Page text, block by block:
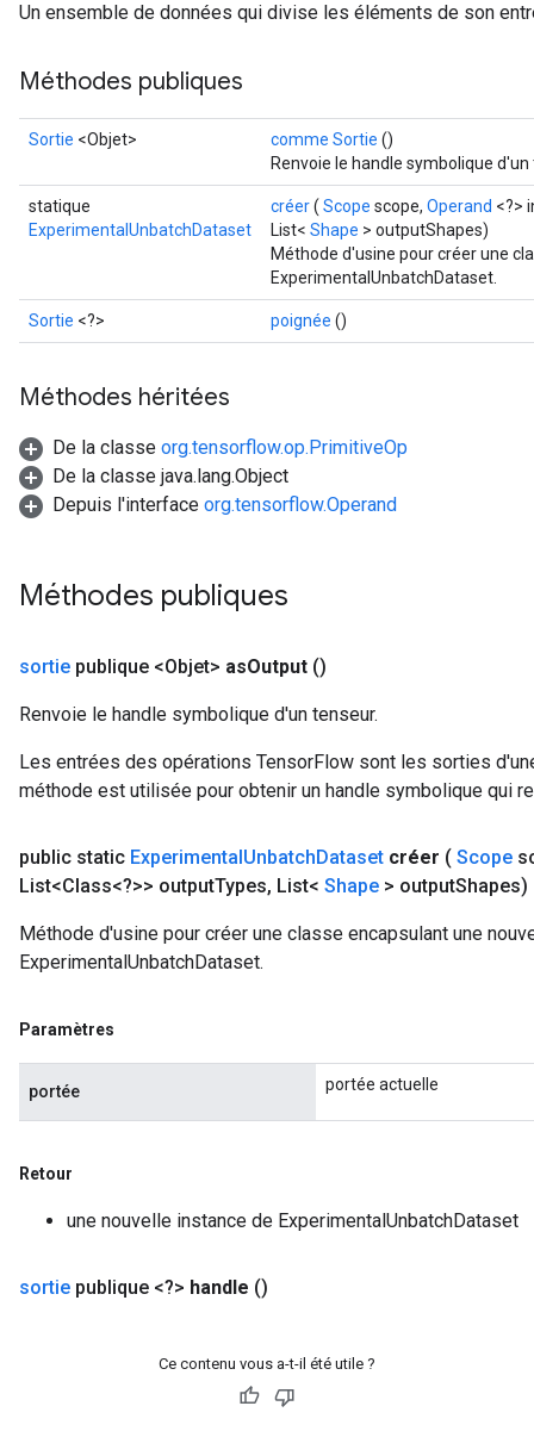
Un ensemble de données qui divise les éléments de son
Méthodes publiques
Sortie <Objet> comme Sortie ()
Renvoie le handle symbolique d'un
statique
ExperimentalUnbatchDataset
créer( Scope scope, Operand <?>
List< Shape > outputShapes)
Méthode d'usine pour créer une
ExperimentalUnbatchDataset.
Sortie <?> poignée ()
Méthodes héritées
De la classe org.tensorflow.op.PrimitiveOp
De la classe java.lang.Object
Depuis l'interface org.tensorflow.Operand
Méthodes publiques
sortie publique <Objet> asOutput ()
Renvoie le handle symbolique d'un tenseur.
Les entrées des opérations TensorFlow sont les sorties
méthode est utilisée pour obtenir un handle symbolique qui
public static ExperimentalUnbatchDataset créer ( Scope
List<Class<?>> outputTypes, List< Shape > outputShapes)
Méthode d'usine pour créer une classe encapsulant une
ExperimentalUnbatchDataset.
Paramètres
portée portée actuelle
Retour
une nouvelle instance de ExperimentalUnbatchDataset
sortie publique <?> handle ()
Ce contenu vous a-t-il été utile ?